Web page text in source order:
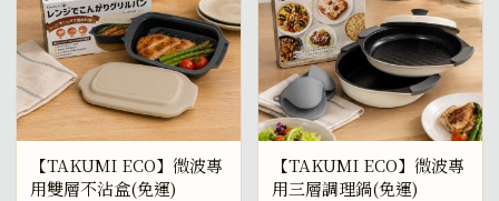
【TAKUMI ECO】微波專
用雙層不沾盒(免運)
【TAKUMI ECO】微波專
用三層調理鍋(免運)